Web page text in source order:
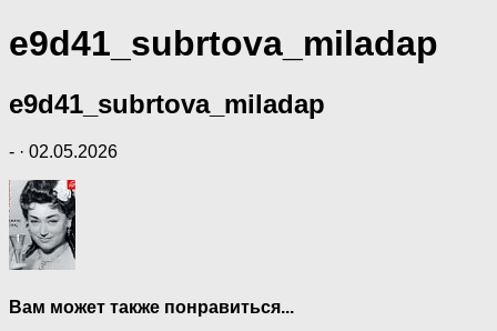
e9d41_subrtova_miladap
e9d41_subrtova_miladap
- · 02.05.2026
Вам может также понравиться...